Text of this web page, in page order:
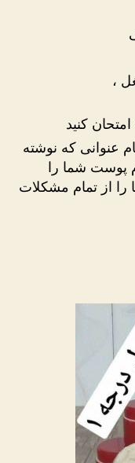
،
کنید
عنوانی که نوشته
پوست شما را
را از تمام مشکلات